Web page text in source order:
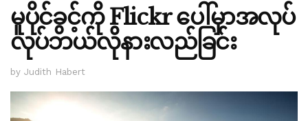
မူပိုင်ခွင့်ကို Flickr ပေါ်မှာအလုပ်
လုပ်ဘယ်လိုနားလည်ခြင်း
by Judith Habert